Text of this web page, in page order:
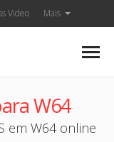
Video Mais
W64
em W64 online